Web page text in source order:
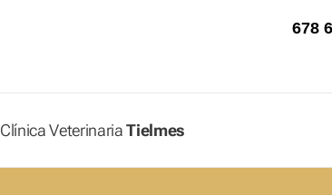
678
Clínica VeterinariaTielmes